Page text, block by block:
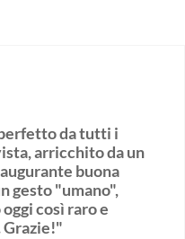
da tutti i
arricchito da un
buona
gesto "umano",
così raro e
Grazie!"